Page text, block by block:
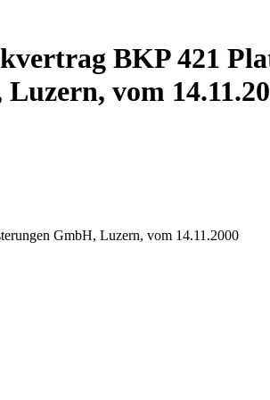
BKP 421
vom
GmbH, Luzern, vom 14.11.2000